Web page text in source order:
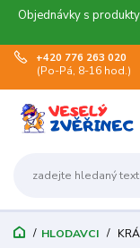
Objednávky s
+420 776 263 020
(Po-Pá, 8-16 hod.)
HLODAVCI